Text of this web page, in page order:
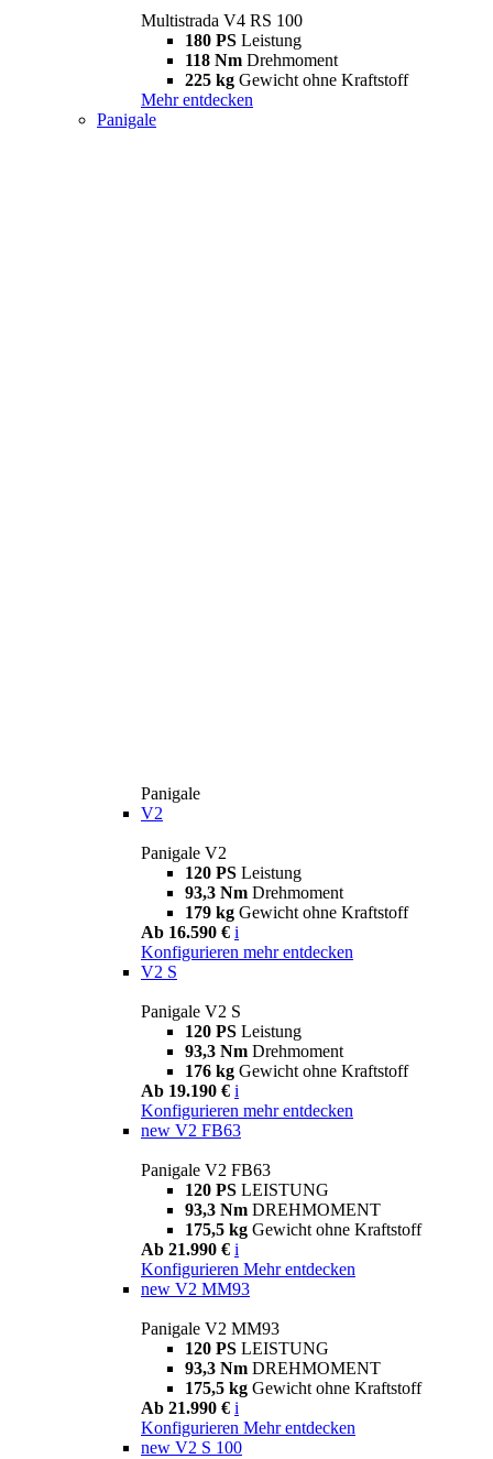
Multistrada V4 RS 100
180 PS Leistung
118 Nm Drehmoment
225 kg Gewicht ohne Kraftstoff
Mehr entdecken
Panigale
Panigale
V2
Panigale V2
120 PS Leistung
93,3 Nm Drehmoment
179 kg Gewicht ohne Kraftstoff
Ab 16.590 € i
Konfigurieren mehr entdecken
V2 S
Panigale V2 S
120 PS Leistung
93,3 Nm Drehmoment
176 kg Gewicht ohne Kraftstoff
Ab 19.190 € i
Konfigurieren mehr entdecken
new V2 FB63
Panigale V2 FB63
120 PS LEISTUNG
93,3 Nm DREHMOMENT
175,5 kg Gewicht ohne Kraftstoff
Ab 21.990 € i
Konfigurieren Mehr entdecken
new V2 MM93
Panigale V2 MM93
120 PS LEISTUNG
93,3 Nm DREHMOMENT
175,5 kg Gewicht ohne Kraftstoff
Ab 21.990 € i
Konfigurieren Mehr entdecken
new V2 S 100